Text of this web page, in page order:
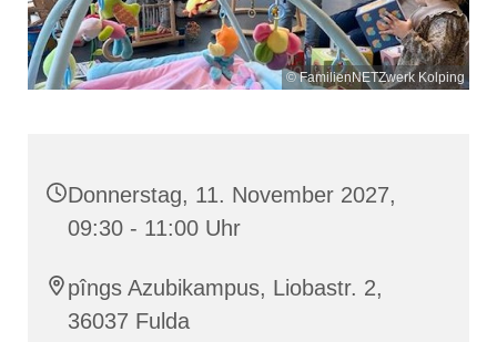
© FamilienNETZwerk Kolping
Donnerstag, 11. November 2027,
09:30 - 11:00 Uhr
pîngs Azubikampus, Liobastr. 2,
36037 Fulda